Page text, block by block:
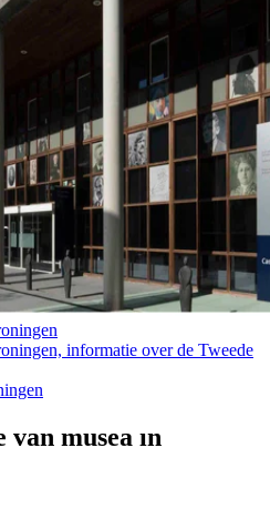
informatie over de Tweede
van musea in